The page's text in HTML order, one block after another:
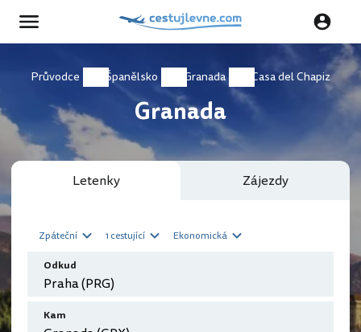
Průvodce Španělsko Granada Casa del Chapiz
Granada
Letenky Zájezdy
Zpáteční 1 cestující Ekonomická
Odkud
Kam